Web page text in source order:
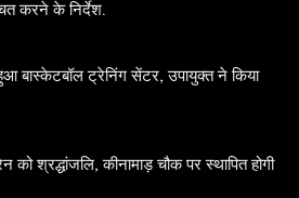
करने के निर्देश.
बास्केटबॉल ट्रेनिंग सेंटर, उपायुक्त ने किया
को श्रद्धांजलि, कीनामाड़ चौक पर स्थापित होगी